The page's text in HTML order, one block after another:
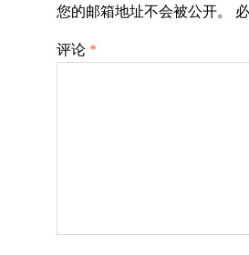
航
您的邮箱地址不会被公开。
评论 *